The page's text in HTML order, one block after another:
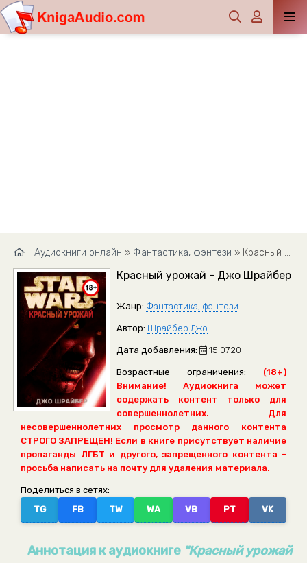
Аудиокниги онлайн » Фантастика, фэнтези » Красный урожай - Джо Шрайбер
Красный урожай - Джо Шрайбер
Жанр: Фантастика, фэнтези
Автор: Шрайбер Джо
Дата добавления: 15.07.20
Возрастные ограничения:
(18+)
Внимание! Аудиокнига может
содержать контент только для
совершеннолетних. Для
несовершеннолетних просмотр данного контента
СТРОГО ЗАПРЕЩЕН! Если в книге присутствует наличие
пропаганды ЛГБТ и другого, запрещенного контента -
просьба написать на почту для удаления материала.
Поделиться в сетях:
TG
FB TW WA VB PT VK
Аннотация к аудиокниге "Красный урожай